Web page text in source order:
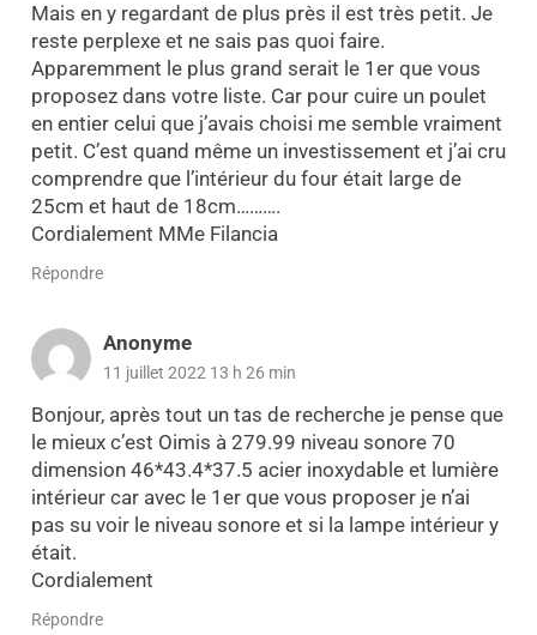
Mais en y regardant de plus près il est très petit. Je
reste perplexe et ne sais pas quoi faire.
Apparemment le plus grand serait le 1er que vous
proposez dans votre liste. Car pour cuire un poulet
en entier celui que j’avais choisi me semble vraiment
petit. C’est quand même un investissement et j’ai cru
comprendre que l’intérieur du four était large de
25cm et haut de 18cm……….
Cordialement MMe Filancia
Répondre
Anonyme
11 juillet 2022 13 h 26 min
Bonjour, après tout un tas de recherche je pense que
le mieux c’est Oimis à 279.99 niveau sonore 70
dimension 46*43.4*37.5 acier inoxydable et lumière
intérieur car avec le 1er que vous proposer je n’ai
pas su voir le niveau sonore et si la lampe intérieur y
était.
Cordialement
Répondre